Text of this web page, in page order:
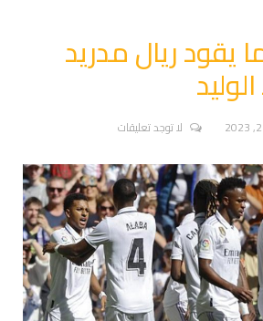
يقود ريال مدريد
لا توجد تعليقات